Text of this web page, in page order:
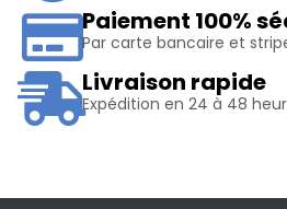
Livraison rapide
Expédition en 24 à 48
Paiement 100%
Par carte bancaire et